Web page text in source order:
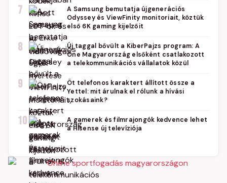
7
A Samsung bemutatja újgenerációs
Odyssey és ViewFinity monitoriait, köztük
első 6K gaming kijelzőit
8
Új taggal bővült a KiberPajzs program: A
One Magyarország elsőként csatlakozott
a telekommunikációs vállalatok közül
9
Öt telefonos karaktert állított össze a
Yettel: mit árulnak el rólunk a hívási
szokásaink?
10
A gamerek és filmrajongók kedvence lehet
a Hisense új televíziója